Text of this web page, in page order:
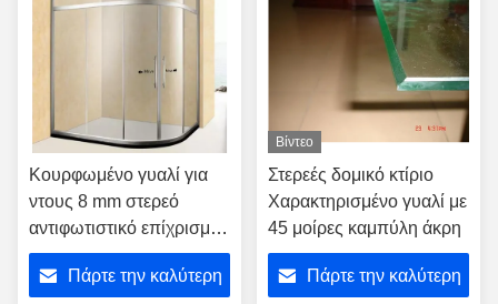
Κουρφωμένο γυαλί για
ντους 8 mm στερεό
αντιφωτιστικό επίχρισμα
SGS
Πάρτε την καλύτερη
Βίντεο
Στερεές δομικό κτίριο
Χαρακτηρισμένο γυαλί με
45 μοίρες καμπύλη άκρη
Πάρτε την καλύτερη